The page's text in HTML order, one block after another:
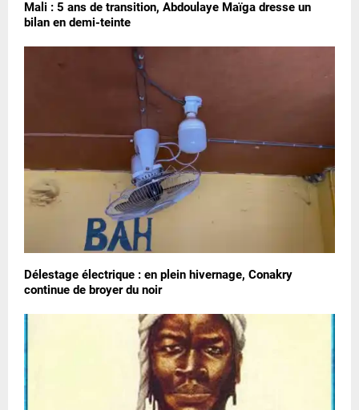
Mali : 5 ans de transition, Abdoulaye Maïga dresse un
bilan en demi-teinte
Délestage électrique : en plein hivernage, Conakry
continue de broyer du noir